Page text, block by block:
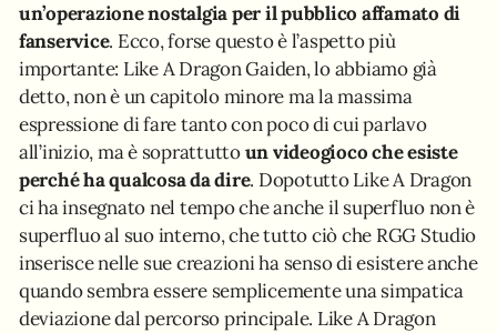
un’operazione nostalgia per il pubblico affamato di
fanservice. Ecco, forse questo è l’aspetto più
importante: Like A Dragon Gaiden, lo abbiamo già
detto, non è un capitolo minore ma la massima
espressione di fare tanto con poco di cui parlavo
all’inizio, ma è soprattuttoun videogioco che esiste
perché ha qualcosa da dire. Dopotutto Like A Dragon
ci ha insegnato nel tempo che anche il superfluo non è
superfluo al suo interno, che tutto ciò che RGG Studio
inserisce nelle sue creazioni ha senso di esistere anche
quando sembra essere semplicemente una simpatica
deviazione dal percorso principale. Like A Dragon